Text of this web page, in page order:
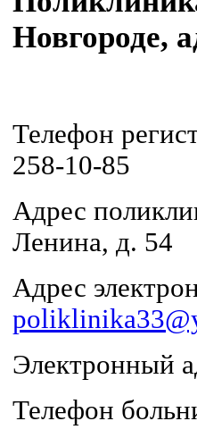
Новгороде,
Телефон
258-10-85
Адрес
Ленина, д. 54
Адрес
Электронный
Телефон